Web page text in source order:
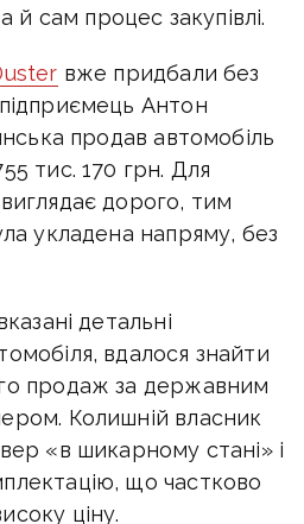
й сам процес закупівлі.
вже придбали без
Антон
продав автомобіль
тис. 170 грн. Для
дорого, тим
укладена напряму, без
детальні
вдалося знайти
продаж за державним
Колишній власник
«в шикарному стані» і
що частково
ціну.